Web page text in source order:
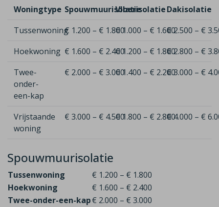
Woningtype SpouwmuurisolatieVloerisolatieDakisolatie
Tussenwoning€ 1.200 – € 1.800€ 1.000 – € 1.600€ 2.500 – €
Hoekwoning € 1.600 – € 2.400€ 1.200 – € 1.800€ 2.800 – €
Twee-
onder-
een-kap
€ 2.000 – € 3.000€ 1.400 – € 2.200€ 3.000 – €
Vrijstaande
woning
€ 3.000 – € 4.500€ 1.800 – € 2.800€ 4.000 – €
Spouwmuurisolatie
Tussenwoning
€ 1.200 – € 1.800
Hoekwoning
€ 1.600 – € 2.400
Twee-onder-een-kap€ 2.000 – € 3.000